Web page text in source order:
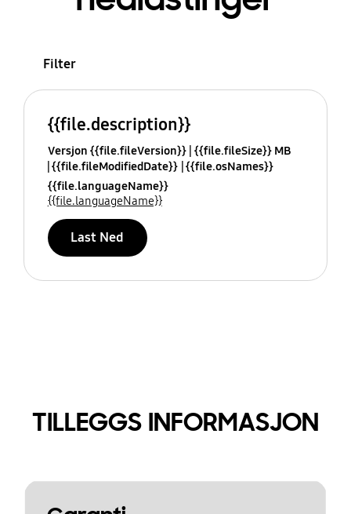
Filter
{{file.description}}
Versjon {{file.fileVersion}} {{file.fileSize}} MB
{{file.fileModifiedDate}} {{file.osNames}}
{{file.languageName}}
{{file.languageName}}
Last Ned
TILLEGGS INFORMASJON